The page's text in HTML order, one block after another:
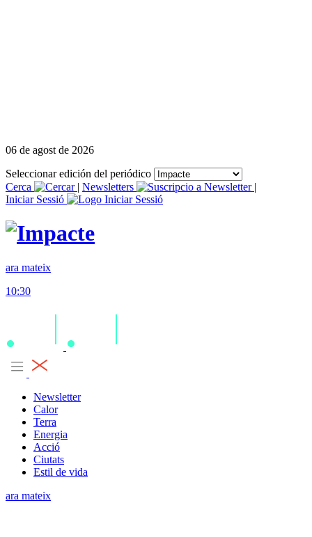
06 de agost de 2026
Seleccionar edición del periódico
Cerca
| Newsletters
|
Iniciar Sessió
ara mateix
10:30
Newsletter
Calor
Terra
Energia
Acció
Ciutats
Estil de vida
ara mateix